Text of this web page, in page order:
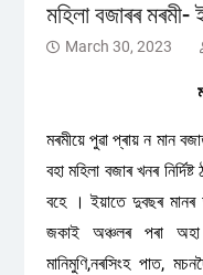
মহিলা বজাৰৰ
March 30, 2023
মৰমীয়ে পুৱা প্ৰায় ন মান
বহা মহিলা বজাৰ খনৰ
বহে । ইয়াতে দুবছৰ মানৰ
জকাই অঞ্চলৰ পৰা
মানিমুণি,নৰসিংহ পাত,